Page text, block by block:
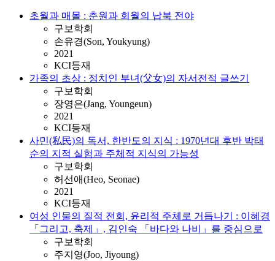
초월과 매몰 : 춘원과 회월의 납북 전야
구보학회
손유경(Son, Youkyung)
2021
KCI등재
가족의 초상 : 정치인 부녀(父女)의 자서전적 글쓰기
구보학회
장영은(Jang, Youngeun)
2021
KCI등재
사민(私民)의 독서, 한반도의 지식 : 1970년대 후반 박태
순의 지적 실험과 주체적 지식의 가능성
구보학회
허선애(Heo, Seonae)
2021
KCI등재
여성 인물의 질적 전회, 윤리적 주체로 거듭나기 : 이혜경
「그리고, 축제」, 김인숙 「바다와 나비」를 중심으로
구보학회
주지영(Joo, Jiyoung)